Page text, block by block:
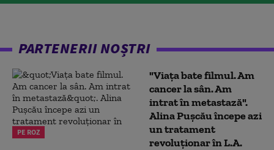
PARTENERII NOȘTRI
PE ROZ
"Viața bate filmul. Am
cancer la sân. Am
intrat în metastază".
Alina Pușcău începe azi
un tratament
revoluționar în L.A.